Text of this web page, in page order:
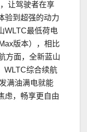
让驾驶者在享
验到超强的动力
WLTC最低荷电
版本），相比
方面，全新蓝山
WLTC综合续航
满油满电就能
虑，畅享更自由